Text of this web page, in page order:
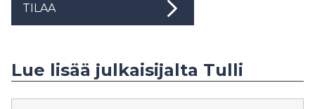
TILAA
Lue lisää julkaisijalta Tulli